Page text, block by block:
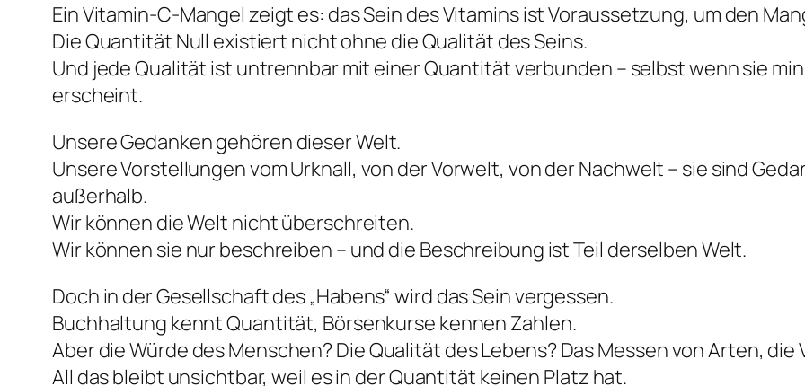
Ein Vitamin-C-Mangel zeigt es: das Sein des Vitamins ist Voraussetzung, um den
Die Quantität Null existiert nicht ohne die Qualität des Seins.
Und jede Qualität ist untrennbar mit einer Quantität verbunden – selbst wenn sie
erscheint.
Unsere Gedanken gehören dieser Welt.
Unsere Vorstellungen vom Urknall, von der Vorwelt, von der Nachwelt – sie sind
außerhalb.
Wir können die Welt nicht überschreiten.
Wir können sie nur beschreiben – und die Beschreibung ist Teil derselben Welt.
Doch in der Gesellschaft des „Habens“ wird das Sein vergessen.
Buchhaltung kennt Quantität, Börsenkurse kennen Zahlen.
Aber die Würde des Menschen? Die Qualität des Lebens? Das Messen von Arten,
All das bleibt unsichtbar, weil es in der Quantität keinen Platz hat.